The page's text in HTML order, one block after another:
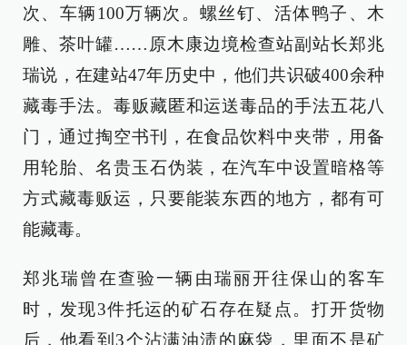
次、车辆100万辆次。螺丝钉、活体鸭子、木
雕、茶叶罐……原木康边境检查站副站长郑兆
瑞说，在建站47年历史中，他们共识破400余种
藏毒手法。毒贩藏匿和运送毒品的手法五花八
门，通过掏空书刊，在食品饮料中夹带，用备
用轮胎、名贵玉石伪装，在汽车中设置暗格等
方式藏毒贩运，只要能装东西的地方，都有可
能藏毒。
郑兆瑞曾在查验一辆由瑞丽开往保山的客车
时，发现3件托运的矿石存在疑点。打开货物
后，他看到3个沾满油渍的麻袋，里面不是矿